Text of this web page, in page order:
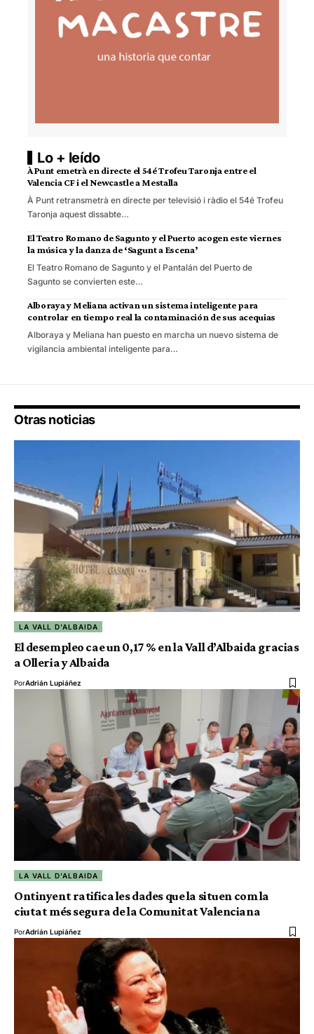
Lo + leído
À Punt emetrà en directe el 54é Trofeu Taronja entre el
Valencia CF i el Newcastle a Mestalla
À Punt retransmetrà en directe per televisió i ràdio el 54é Trofeu
Taronja aquest dissabte…
El Teatro Romano de Sagunto y el Puerto acogen este viernes
la música y la danza de ‘Sagunt a Escena’
El Teatro Romano de Sagunto y el Pantalán del Puerto de
Sagunto se convierten este…
Alboraya y Meliana activan un sistema inteligente para
controlar en tiempo real la contaminación de sus acequias
Alboraya y Meliana han puesto en marcha un nuevo sistema de
vigilancia ambiental inteligente para…
Otras noticias
LA VALL D'ALBAIDA
El desempleo cae un 0,17 % en la Vall d’Albaida gracias
a Olleria y Albaida
PorAdrián Lupiáñez
LA VALL D'ALBAIDA
Ontinyent ratifica les dades que la situen com la
ciutat més segura de la Comunitat Valenciana
PorAdrián Lupiáñez